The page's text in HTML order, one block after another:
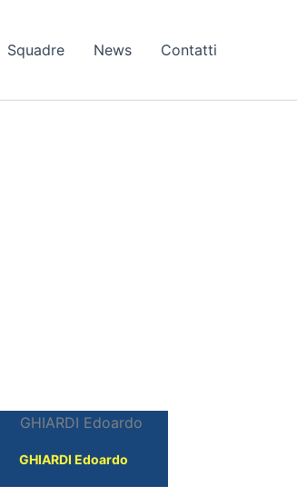
Squadre News Contatti
GHIARDI Edoardo